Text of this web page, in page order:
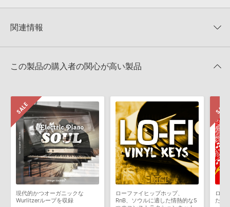
★5
★4
★1
KONTAKTフォーマットは、
でお使いいただけます。無償版のKONTAKT PLAYERではお使いい
4GBを超えるデータに関するご注意：FAT32でフォーマットされた
きます際には、NTFSやHFS＋でフォーマットされたHDDをご用意
いただく必要がございます。
製品の購入手続き完了後、受注確認メールとシリアルナンバーをお
知らせするメールの2通が送信されます。メールに記載されており
ます説明に沿って、製品のダウンロード／導入を行って下さい。
サンプルパック製品には、原則として日本語版操作マニュアルをご
用意しておりません。ご購入後のご不明点や詳細に関するお問い合
わせなどはテクニカルサポート
までご連絡ください。
デモソングは、製品収録サウンドを使ってできることを紹介するた
関連情報
マーセール！
この製品の購入者の関心が高い製品
現代的かつオーガニックな
Wurlitzerループを収録
ローファイヒップホップ、
RnB、ソウルに適した情熱的な5
ロー
たユ